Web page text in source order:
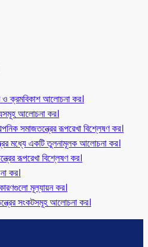
ক্রমবিকাশ আলোচনা কর।
আলোচনা কর।
সমাজতন্ত্রের রূপরেখা বিশ্লেষণ কর।
মধ্যে একটি তুলনামূলক আলোচনা কর।
রূপরেখা বিশ্লেষণ কর।
কর।
মূল্যায়ন কর।
সংকটসমূহ আলোচনা কর।